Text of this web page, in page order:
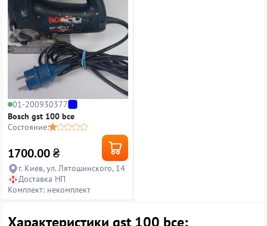
01-200930377
Bosch gst 100 bce
Состояние:
1700.00₴
г. Киев, ул. Лятошинского, 14
Доставка НП
Комплект: некомплект
Характеристики gst 100 bce: